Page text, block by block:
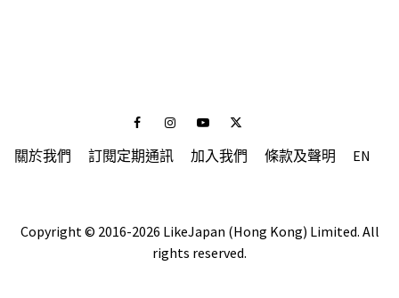
FacebookInstagramYoutubeTwitter
關於我們 訂閱定期通訊 加入我們 條款及聲明 EN
Copyright © 2016-2026 LikeJapan (Hong Kong) Limited. All
rights reserved.